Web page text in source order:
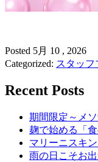
Posted 5月 10 , 2026
Categorized: スタッフ
Recent Posts
期間限定～メ
麹で始める「食
マリーニスキ
雨の日こそお